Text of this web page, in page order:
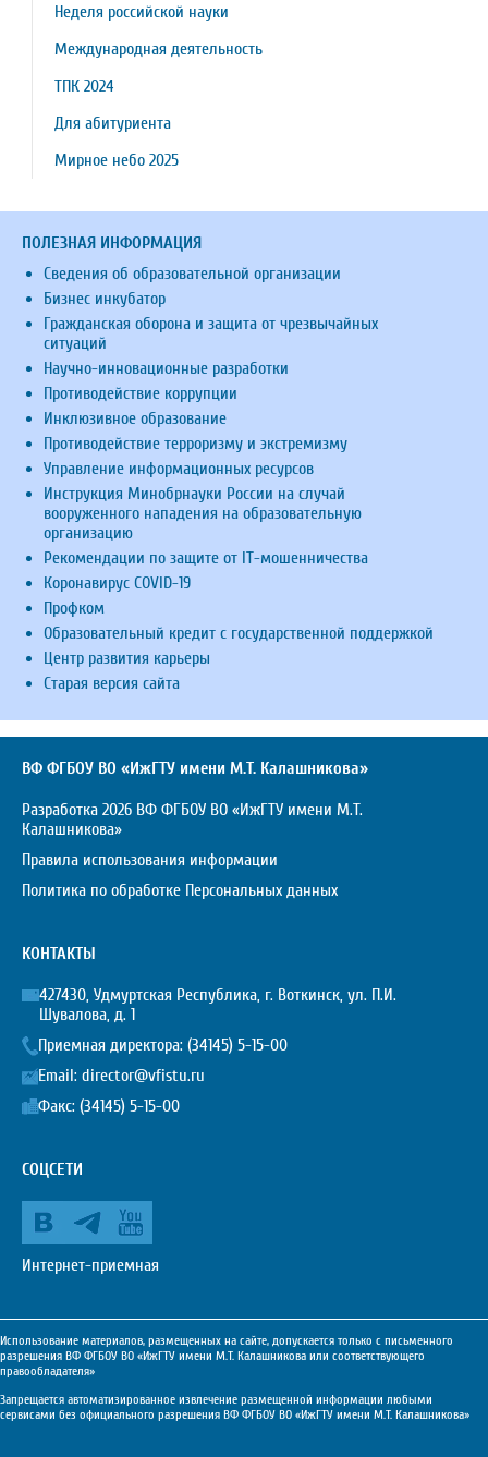
Неделя российской науки
Международная деятельность
ТПК 2024
Для абитуриента
Мирное небо 2025
ПОЛЕЗНАЯ ИНФОРМАЦИЯ
Сведения об образовательной организации
Бизнес инкубатор
Гражданская оборона и защита от чрезвычайных
ситуаций
Научно-инновационные разработки
Противодействие коррупции
Инклюзивное образование
Противодействие терроризму и экстремизму
Управление информационных ресурсов
Инструкция Минобрнауки России на случай
вооруженного нападения на образовательную
организацию
Рекомендации по защите от IT-мошенничества
Коронавирус COVID-19
Профком
Образовательный кредит с государственной поддержкой
Центр развития карьеры
Старая версия сайта
ВФ ФГБОУ ВО «ИжГТУ имени М.Т. Калашникова»
Разработка 2026 ВФ ФГБОУ ВО «ИжГТУ имени М.Т.
Калашникова»
Правила использования информации
Политика по обработке Персональных данных
КОНТАКТЫ
427430, Удмуртская Республика, г. Воткинск, ул. П.И.
Шувалова, д. 1
Приемная директора: (34145) 5-15-00
Email: director@vfistu.ru
Факс: (34145) 5-15-00
СОЦСЕТИ
Интернет-приемная
Использование материалов, размещенных на сайте, допускается только с письменного
разрешения ВФ ФГБОУ ВО «ИжГТУ имени М.Т. Калашникова или соответствующего
правообладателя»
Запрещается автоматизированное извлечение размещенной информации любыми
сервисами без официального разрешения ВФ ФГБОУ ВО «ИжГТУ имени М.Т. Калашникова»